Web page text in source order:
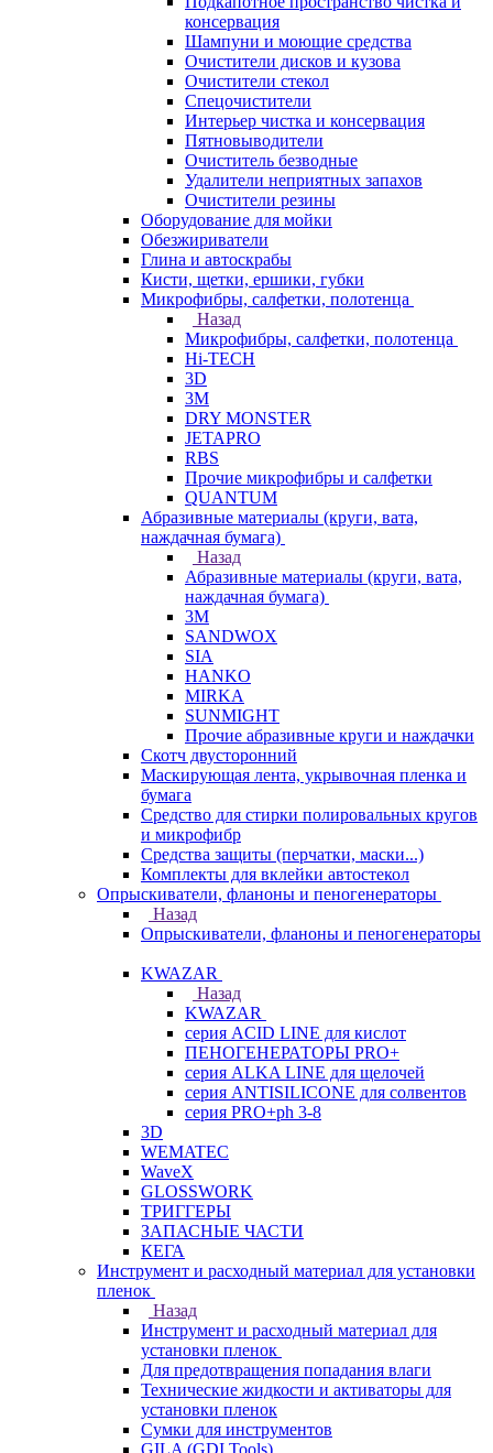
консервация
Шампуни и моющие средства
Очистители дисков и кузова
Очистители стекол
Спецочистители
Интерьер чистка и консервация
Пятновыводители
Очиститель безводные
Удалители неприятных запахов
Очистители резины
Оборудование для мойки
Обезжириватели
Глина и автоскрабы
Кисти, щетки, ершики, губки
Микрофибры, салфетки, полотенца
Назад
Микрофибры, салфетки, полотенца
Hi-TECH
3D
3М
DRY MONSTER
JETAPRO
RBS
Прочие микрофибры и салфетки
QUANTUM
Абразивные материалы (круги, вата,
наждачная бумага)
Назад
Абразивные материалы (круги, вата,
наждачная бумага)
3М
SANDWOX
SIA
HANKO
MIRKA
SUNMIGHT
Прочие абразивные круги и наждачки
Скотч двусторонний
Маскирующая лента, укрывочная пленка и
бумага
Средство для стирки полировальных кругов
и микрофибр
Средства защиты (перчатки, маски...)
Комплекты для вклейки автостекол
Опрыскиватели, фланоны и пеногенераторы
Назад
Опрыскиватели, фланоны и пеногенераторы
KWAZAR
Назад
KWAZAR
серия ACID LINE для кислот
ПЕНОГЕНЕРАТОРЫ PRO+
серия ALKA LINE для щелочей
серия ANTISILICONE для солвентов
серия PRO+ph 3-8
3D
WEMATEC
WaveX
GLOSSWORK
ТРИГГЕРЫ
ЗАПАСНЫЕ ЧАСТИ
КЕГА
Инструмент и расходный материал для установки
пленок
Назад
Инструмент и расходный материал для
установки пленок
Для предотвращения попадания влаги
Технические жидкости и активаторы для
установки пленок
Сумки для инструментов
GILA (GDI Tools)